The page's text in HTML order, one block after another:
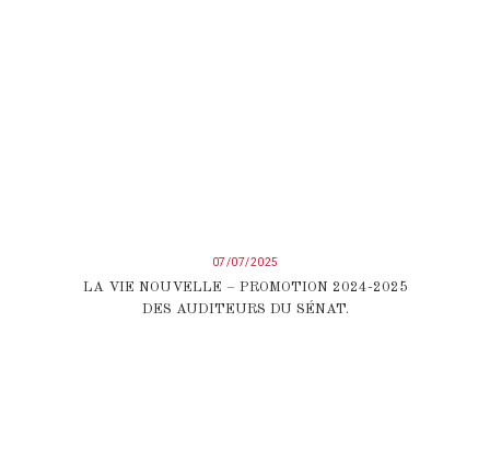
07/07/2025
LA VIE NOUVELLE – PROMOTION 2024-2025
DES AUDITEURS DU SÉNAT.